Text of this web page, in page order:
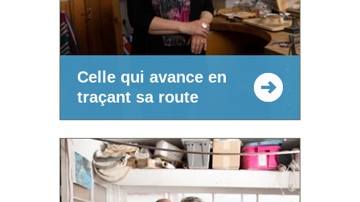
Celle qui avance en
traçant sa route